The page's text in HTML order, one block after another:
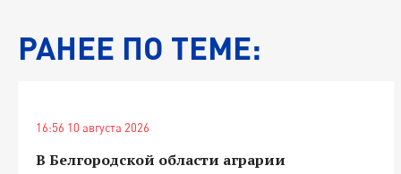
РАНЕЕ ПО ТЕМЕ:
16:56 10 августа 2026
В Белгородской области аграрии